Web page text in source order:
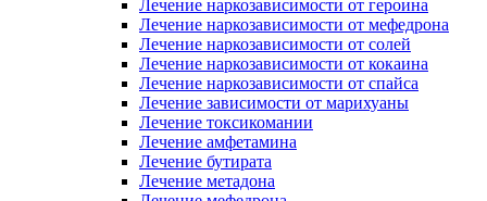
Лечение наркозависимости от героина
Лечение наркозависимости от мефедрона
Лечение наркозависимости от солей
Лечение наркозависимости от кокаина
Лечение наркозависимости от спайса
Лечение зависимости от марихуаны
Лечение токсикомании
Лечение амфетамина
Лечение бутирата
Лечение метадона